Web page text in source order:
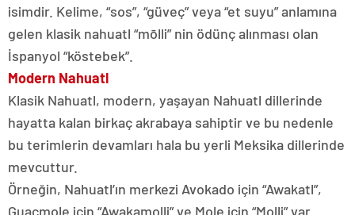
isimdir. Kelime, “sos”, “güveç” veya “et suyu” anlamına
gelen klasik nahuatl “mōlli” nin ödünç alınması olan
İspanyol “köstebek”.
Modern Nahuatl
Klasik Nahuatl, modern, yaşayan Nahuatl dillerinde
hayatta kalan birkaç akrabaya sahiptir ve bu nedenle
bu terimlerin devamları hala bu yerli Meksika dillerinde
mevcuttur.
Örneğin, Nahuatl’ın merkezi Avokado için “Awakatl”,
Guacmole için “Awakamolli” ve Mole için “Molli” var.